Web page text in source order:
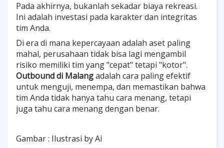
Pada akhirnya, bukanlah sekadar biaya rekreasi.
Ini adalah investasi pada karakter dan integritas
tim Anda.
Di era di mana kepercayaan adalah aset paling
mahal, perusahaan tidak bisa lagi mengambil
risiko memiliki tim yang "cepat" tetapi "kotor".
Outbound di Malangadalah cara paling efektif
untuk menguji, menempa, dan memastikan bahwa
tim Anda tidak hanya tahu cara menang, tetapi
juga tahu cara menang dengan benar.
Gambar : Ilustrasi by Ai